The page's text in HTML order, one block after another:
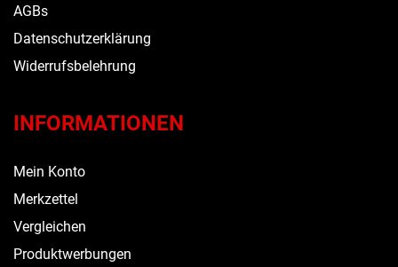
AGBs
Datenschutzerklärung
Widerrufsbelehrung
INFORMATIONEN
Mein Konto
Merkzettel
Vergleichen
Produktwerbungen